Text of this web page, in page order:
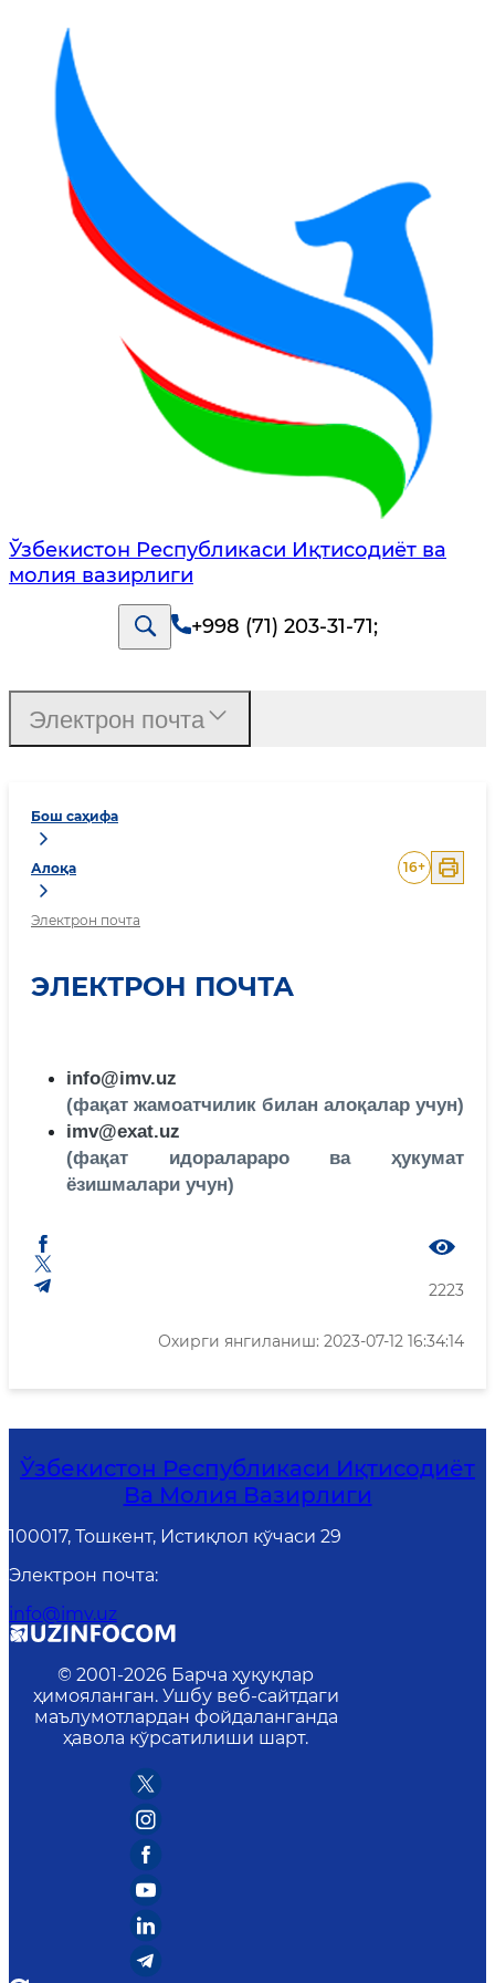
Ўзбекистон Республикаси Иқтисодиёт ва
молия вазирлиги
+998 (71) 203-31-71;
Бош саҳифа
Алоқа
Электрон почта
16+
ЭЛЕКТРОН ПОЧТА
info@imv.uz
(фақат жамоатчилик билан алоқалар учун)
imv@exat.uz
(фақат идоралараро ва ҳукумат
ёзишмалари учун)
2223
Охирги янгиланиш: 2023-07-12 16:34:14
Электрон почта
Ўзбекистон Республикаси Иқтисодиёт
Ва Молия Вазирлиги
100017, Тошкент, Истиқлол кўчаси 29
Электрон почта:
info@imv.uz
© 2001-2026 Барча ҳуқуқлар
ҳимояланган. Ушбу веб-сайтдаги
маълумотлардан фойдаланганда
ҳавола кўрсатилиши шарт.